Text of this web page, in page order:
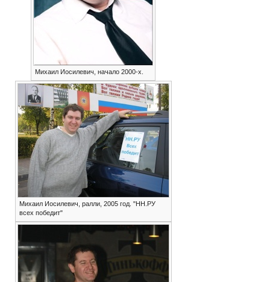
Михаил Иосилевич, начало 2000-х.
Михаил Иосилевич, ралли, 2005 год. "НН.РУ
всех победит"